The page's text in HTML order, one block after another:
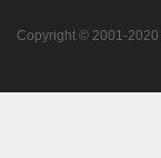
Copyright © 2001-2020